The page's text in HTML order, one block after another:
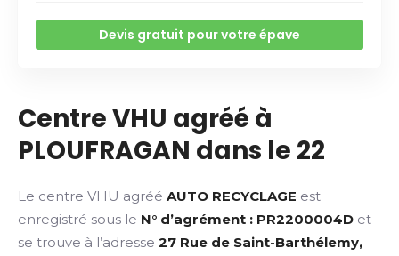
Devis gratuit pour votre épave
Centre VHU agréé à
PLOUFRAGAN dans le 22
Le centre VHU agréé AUTO RECYCLAGE est
enregistré sous le N° d’agrément : PR2200004D et
se trouve à l’adresse 27 Rue de Saint-Barthélemy,